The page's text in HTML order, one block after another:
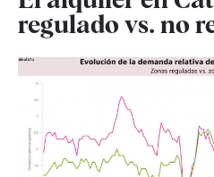
regulado vs. no